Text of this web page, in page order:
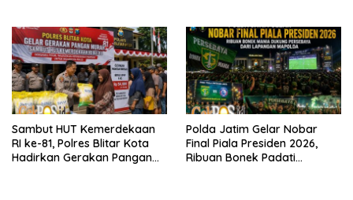
Sambut HUT Kemerdekaan
RI ke-81, Polres Blitar Kota
Hadirkan Gerakan Pangan
Polda Jatim Gelar Nobar
Final Piala Presiden 2026,
Ribuan Bonek Padati